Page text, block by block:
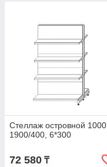
Стеллаж островной 1000,
1900/400, 6*300
72 580 ₸